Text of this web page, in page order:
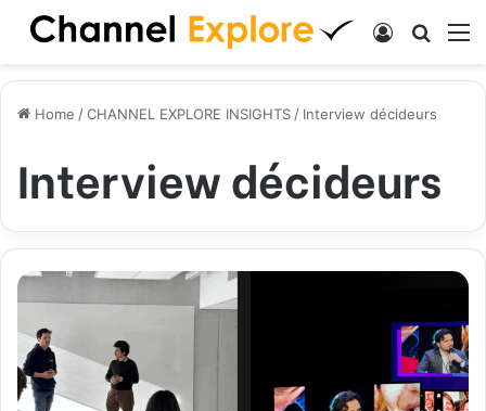
Log In
Home /CHANNEL EXPLORE INSIGHTS / Interview décideurs
Interview décideurs